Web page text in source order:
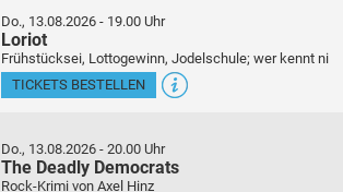
Do., 13.08.2026 - 19.00 Uhr
Loriot
Frühstücksei, Lottogewinn, Jodelschule; wer kennt ni
TICKETS BESTELLEN
Do., 13.08.2026 - 20.00 Uhr
The Deadly Democrats
Rock-Krimi von Axel Hinz